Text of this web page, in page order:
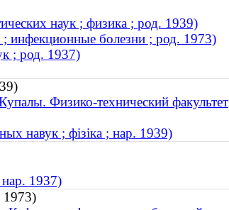
наук ; физика ; род. 1939)
; инфекционные болезни ; род. 1973)
; род. 1937)
Физико-технический факультет
навук ; фізіка ; нар. 1939)
нар. 1937)
1973)